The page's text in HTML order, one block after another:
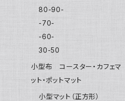
80-90-
-70-
-60-
30-50
小型布 コースター・カフェマ
ット・ポットマット
小型マット（正方形）